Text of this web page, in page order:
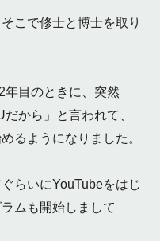
こで修士と博士を取り
年目のときに、突然
から」と言われて、
るようになりました。
らいにYouTubeをはじ
ムも開始しまして